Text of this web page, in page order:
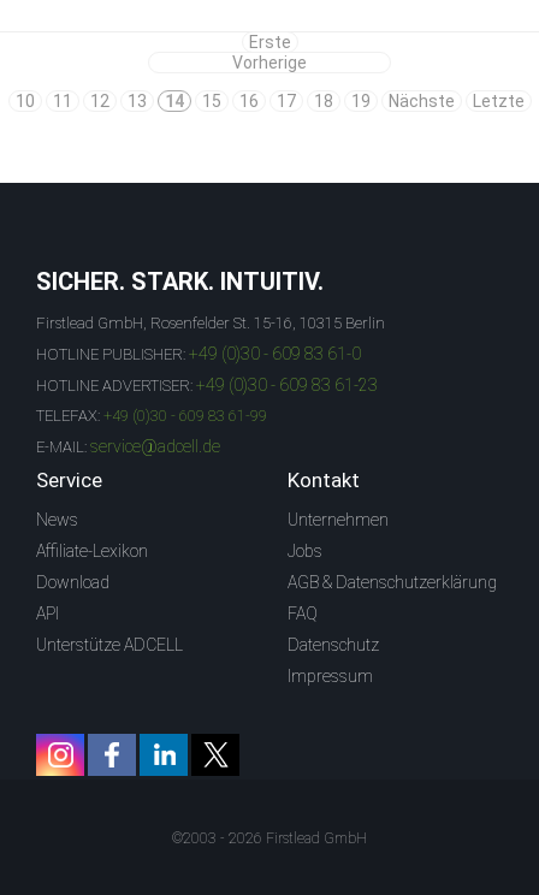
Erste
Vorherige
10
11 12 13 14 15 16 17 18 19 Nächste Letzte
SICHER. STARK. INTUITIV.
Firstlead GmbH, Rosenfelder St. 15-16, 10315 Berlin
HOTLINE PUBLISHER: +49 (0)30 - 609 83 61-0
HOTLINE ADVERTISER: +49 (0)30 - 609 83 61-23
TELEFAX: +49 (0)30 - 609 83 61-99
E-MAIL: service@adcell.de
Service
News
Affiliate-Lexikon
Download
API
Unterstütze ADCELL
Kontakt
Unternehmen
Jobs
AGB & Datenschutzerklärung
FAQ
Datenschutz
Impressum
©2003 - 2026 Firstlead GmbH